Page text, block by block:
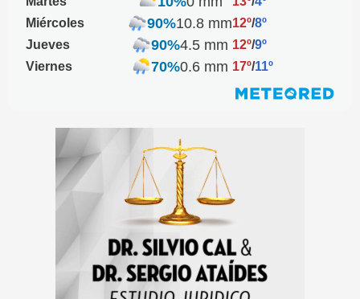
Miércoles
90%10.8 mm12º/8º
Jueves
90%4.5 mm 12º/9º
Viernes
70%0.6 mm 17º/11º